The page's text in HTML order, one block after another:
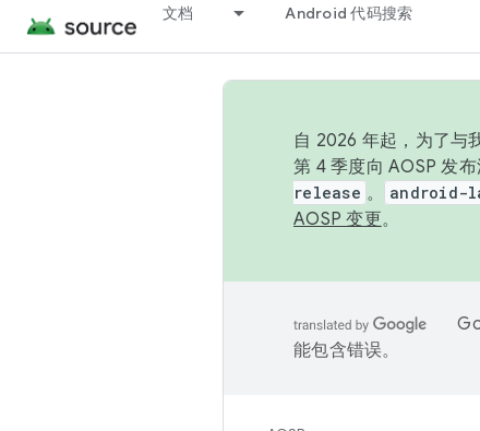
文档 Android 代码搜索
自 2026 年起，为了与
第 4 季度向 AOSP 发
release 。 android-
AOSP 变更。
能包含错误。